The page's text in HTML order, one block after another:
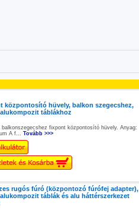
központosító hüvely, balkon szegecshez,
alukompozit táblákhoz
balkonszegecshez fixpont központosító hüvely. Anyag:
A f... Tovább >>>
rugós fúró (központozó fúrófej adapter),
alukompozit táblák és alu háttérszerkezet